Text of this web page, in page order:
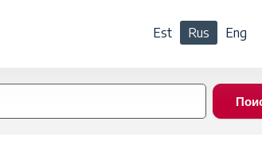
Est Rus Eng